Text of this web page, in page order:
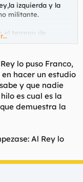
izquierda y la
militante.
el terreno de
que no tenía y por
ese titular es
estoy de
y tengamos que
lo puso Franco,
hacer un estudio
y que nadie
es cual es la
demuestra la
Al Rey lo